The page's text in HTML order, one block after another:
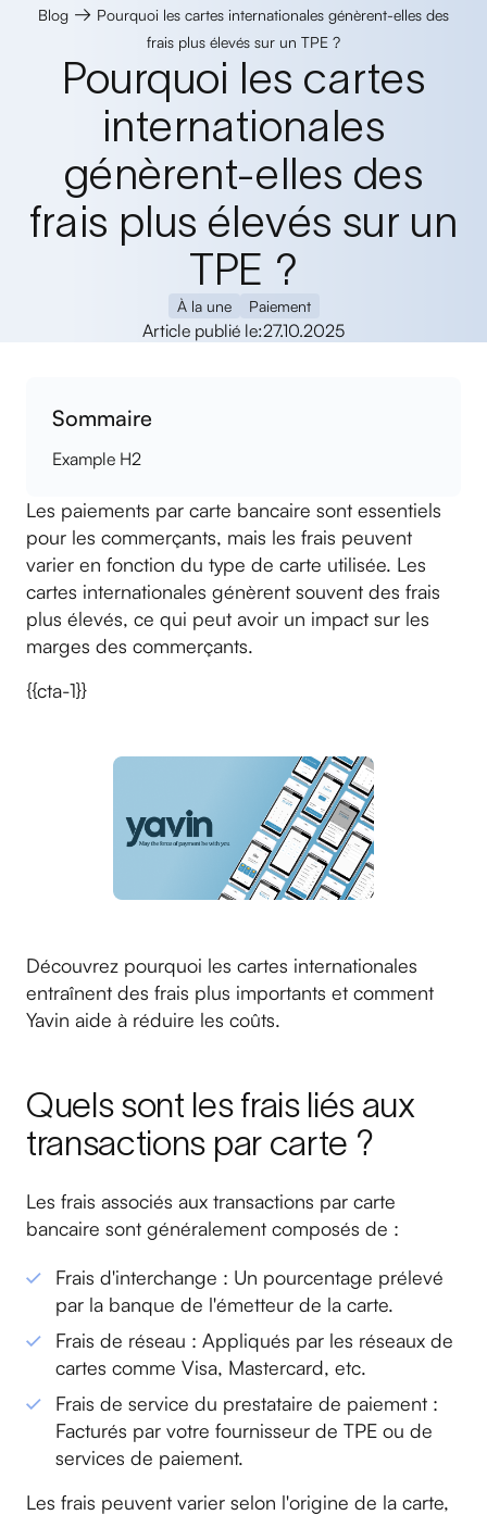
Blog → Pourquoi les cartes internationales génèrent-elles des
frais plus élevés sur un TPE ?
Pourquoi les cartes
internationales
génèrent-elles des
frais plus élevés sur un
TPE ?
À la une Paiement
Article publié le:27.10.2025
Sommaire
Example H2
Les paiements par carte bancaire sont essentiels
pour les commerçants, mais les frais peuvent
varier en fonction du type de carte utilisée. Les
cartes internationales génèrent souvent des frais
plus élevés, ce qui peut avoir un impact sur les
marges des commerçants.
{{cta-1}}
Découvrez pourquoi les cartes internationales
entraînent des frais plus importants et comment
Yavin aide à réduire les coûts.
Quels sont les frais liés aux
transactions par carte ?
Les frais associés aux transactions par carte
bancaire sont généralement composés de :
Frais d'interchange : Un pourcentage prélevé
par la banque de l'émetteur de la carte.
Frais de réseau : Appliqués par les réseaux de
cartes comme Visa, Mastercard, etc.
Frais de service du prestataire de paiement :
Facturés par votre fournisseur de TPE ou de
services de paiement.
Les frais peuvent varier selon l'origine de la carte,